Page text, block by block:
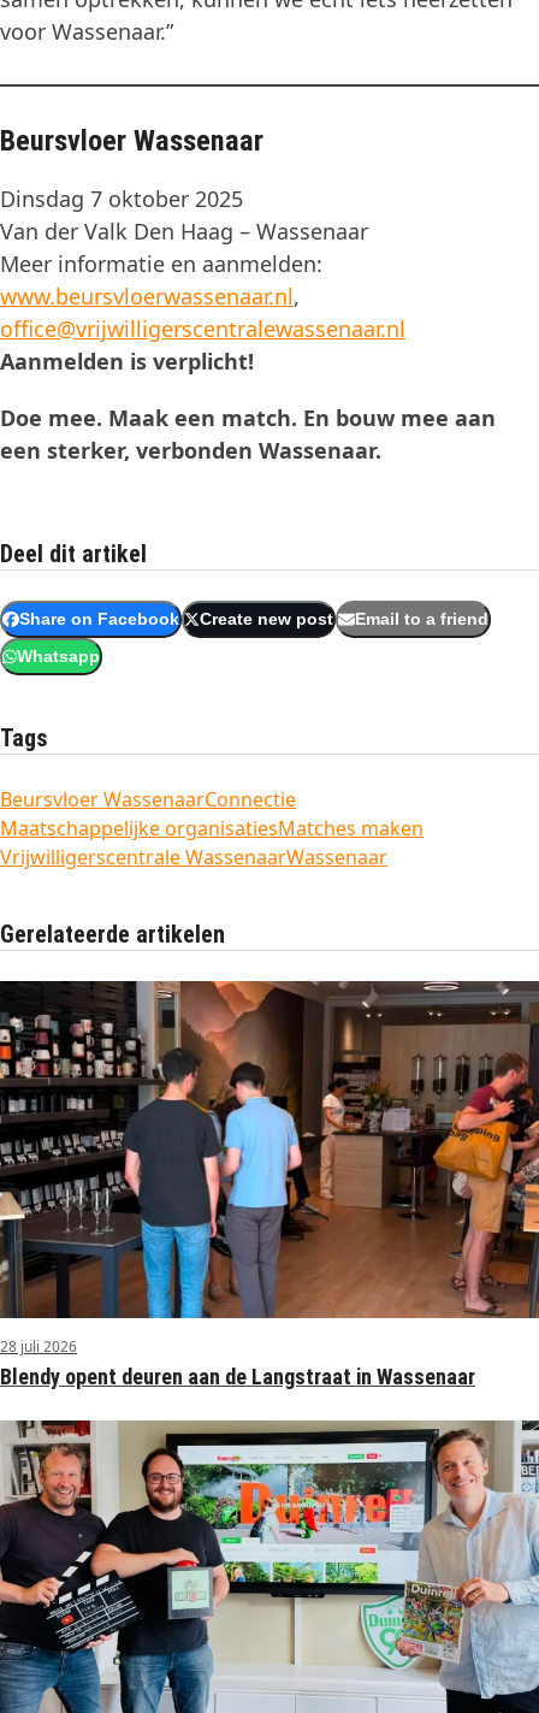
voor Wassenaar.”
Beursvloer Wassenaar
Dinsdag 7 oktober 2025
Van der Valk Den Haag – Wassenaar
Meer informatie en aanmelden:
www.beursvloerwassenaar.nl,
office@vrijwilligerscentralewassenaar.nl
Aanmelden is verplicht!
Doe mee. Maak een match. En bouw mee aan
een sterker, verbonden Wassenaar.
Deel dit artikel
Share on Facebook Create new post Email to a friend
Whatsapp
Tags
Beursvloer WassenaarConnectie
Maatschappelijke organisatiesMatches maken
Vrijwilligerscentrale WassenaarWassenaar
Gerelateerde artikelen
28 juli 2026
Blendy opent deuren aan de Langstraat in Wassenaar